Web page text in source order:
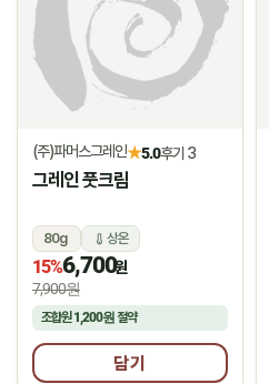
(주)파머스그레인★5.0후기 3
그레인 풋크림
80g 상온
15%6,700원
7,900원
조합원1,200원 절약
담기